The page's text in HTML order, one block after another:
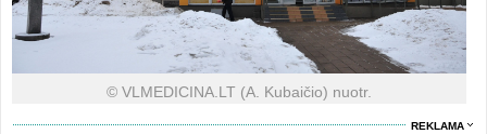
© VLMEDICINA.LT (A. Kubaičio) nuotr.
REKLAMA